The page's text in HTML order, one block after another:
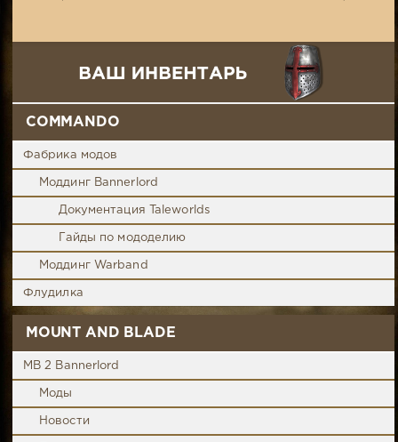
COMMANDO
Фабрика модов
Моддинг Bannerlord
Документация Taleworlds
Гайды по мододелию
Моддинг Warband
Флудилка
MOUNT AND BLADE
MB 2 Bannerlord
Моды
Новости